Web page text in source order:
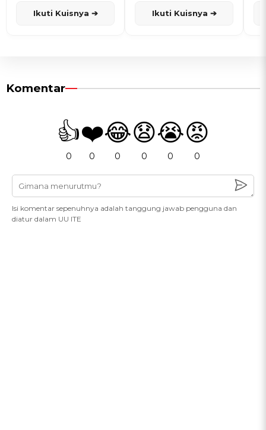
Ikuti Kuisnya ➔ Ikuti Kuisnya ➔
Komentar
👍
0
❤️
0
😂
0
😧
0
😭
0
😡
0
Isi komentar sepenuhnya adalah tanggung jawab pengguna dan
diatur dalam UU ITE